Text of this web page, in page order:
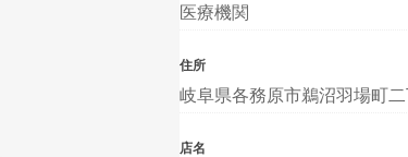
医療機関
住所
岐阜県各務原市鵜沼羽場町
店名